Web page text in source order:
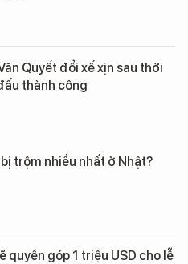
Quyết đổi xế xịn sau thời
thành công
trộm nhiều nhất ở Nhật?
quyên góp 1 triệu USD cho lễ